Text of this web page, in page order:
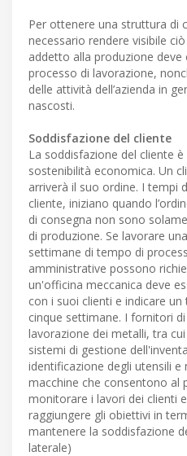
Per ottenere una struttura di
necessario rendere visibile
addetto alla produzione deve
processo di lavorazione,
delle attività dell’azienda in
nascosti.
Soddisfazione del cliente
La soddisfazione del cliente
sostenibilità economica. Un
arriverà il suo ordine. I tempi
cliente, iniziano quando
di consegna non sono
di produzione. Se lavorare
settimane di tempo di
amministrative possono
un'officina meccanica deve
con i suoi clienti e indicare
cinque settimane. I fornitori
lavorazione dei metalli, tra
sistemi di gestione
identificazione degli utensili
macchine che consentono al
monitorare i lavori dei clienti
raggiungere gli obiettivi in
mantenere la soddisfazione
laterale)